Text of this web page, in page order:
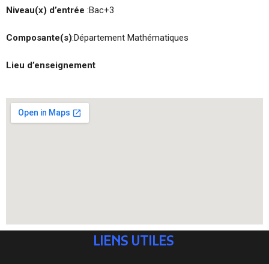
Niveau(x) d’entrée :Bac+3
Composante(s):Département Mathématiques
Lieu d’enseignement
LIENS UTILES